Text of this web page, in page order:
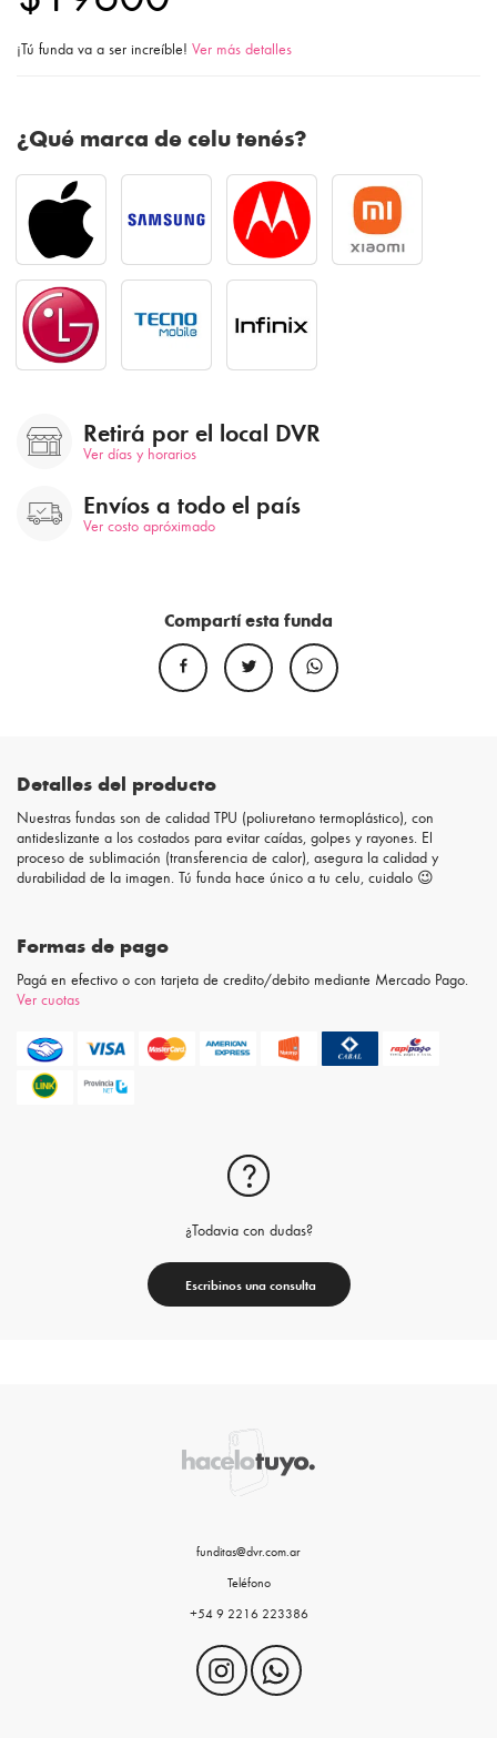
¡Tú funda va a ser increíble! Ver más detalles
¿Qué marca de celu tenés?
Retirá por el local DVR
Ver días y horarios
Envíos a todo el país
Ver costo apróximado
Compartí esta funda
Detalles del producto
Nuestras fundas son de calidad TPU (poliuretano termoplástico), con
antideslizante a los costados para evitar caídas, golpes y rayones. El
proceso de sublimación (transferencia de calor), asegura la calidad y
durabilidad de la imagen. Tú funda hace único a tu celu, cuidalo 😉
Formas de pago
Pagá en efectivo o con tarjeta de credito/debito mediante Mercado Pago.
Ver cuotas
¿Todavia con dudas?
Escribinos una consulta
funditas@dvr.com.ar
Teléfono
+54 9 2216 223386